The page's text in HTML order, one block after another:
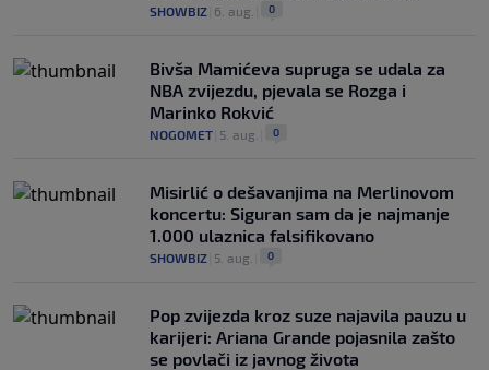
SHOWBIZ 6. aug. 0
Bivša Mamićeva supruga se udala za
NBA zvijezdu, pjevala se Rozga i
Marinko Rokvić
NOGOMET 5. aug. 0
Misirlić o dešavanjima na Merlinovom
koncertu: Siguran sam da je najmanje
1.000 ulaznica falsifikovano
SHOWBIZ 5. aug. 0
Pop zvijezda kroz suze najavila pauzu u
karijeri: Ariana Grande pojasnila zašto
se povlači iz javnog života